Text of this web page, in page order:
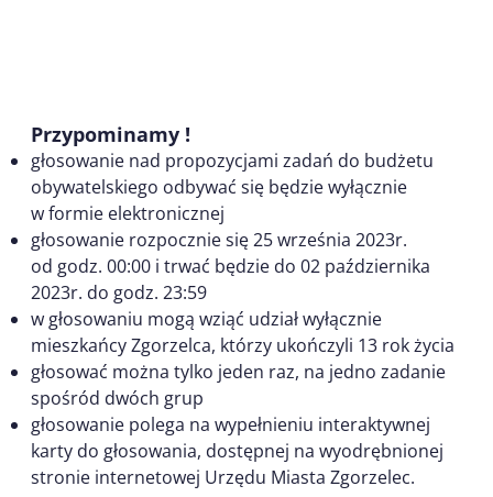
Przypominamy !
głosowanie nad propozycjami zadań do budżetu
obywatelskiego odbywać się będzie wyłącznie
w formie elektronicznej
głosowanie rozpocznie się 25 września 2023r.
od godz. 00:00 i trwać będzie do 02 października
2023r. do godz. 23:59
w głosowaniu mogą wziąć udział wyłącznie
mieszkańcy Zgorzelca, którzy ukończyli 13 rok życia
głosować można tylko jeden raz, na jedno zadanie
spośród dwóch grup
głosowanie polega na wypełnieniu interaktywnej
karty do głosowania, dostępnej na wyodrębnionej
stronie internetowej Urzędu Miasta Zgorzelec.